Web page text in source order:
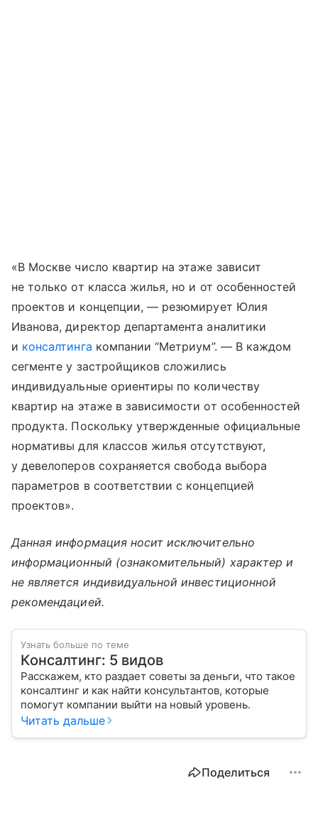
«В Москве число квартир на этаже зависит
не только от класса жилья, но и от особенностей
проектов и концепции, — резюмирует Юлия
Иванова, директор департамента аналитики
и консалтинга компании “Метриум”. — В каждом
сегменте у застройщиков сложились
индивидуальные ориентиры по количеству
квартир на этаже в зависимости от особенностей
продукта. Поскольку утвержденные официальные
нормативы для классов жилья отсутствуют,
у девелоперов сохраняется свобода выбора
параметров в соответствии с концепцией
проектов».
Данная информация носит исключительно
информационный (ознакомительный) характер и
не является индивидуальной инвестиционной
рекомендацией.
Узнать больше по теме
Консалтинг: 5 видов
Расскажем, кто раздает советы за деньги, что такое
консалтинг и как найти консультантов, которые
помогут компании выйти на новый уровень.
Читать дальше
Поделиться